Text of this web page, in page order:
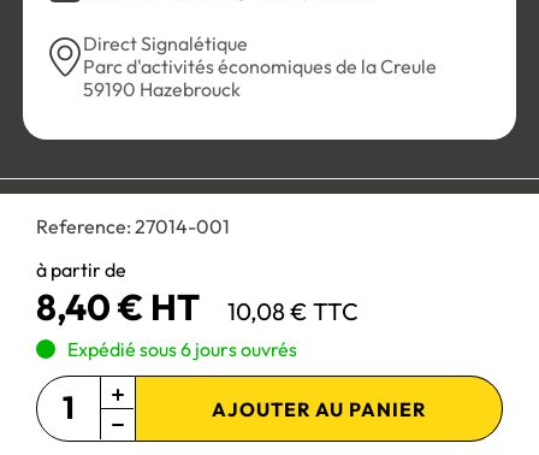
Reference: 27014-001
à partir de
8,40 € HT 10,08 € TTC
Expédié sous 6 jours ouvrés
AJOUTER AU PANIER
Direct Signalétique
Parc d'activités économiques de la Creule
59190 Hazebrouck
Personnaliser les cookies
Paiement 100% sécurisé :
Site réservé aux professionnels